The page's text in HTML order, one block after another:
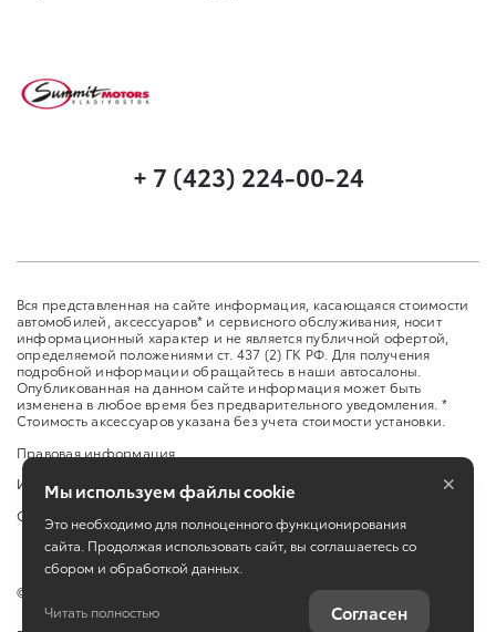
+ 7 (423) 224-00-24
Вся представленная на сайте информация, касающаяся стоимости
автомобилей, аксессуаров* и сервисного обслуживания, носит
информационный характер и не является публичной офертой,
определяемой положениями ст. 437 (2) ГК РФ. Для получения
подробной информации обращайтесь в наши автосалоны.
Опубликованная на данном сайте информация может быть
изменена в любое время без предварительного уведомления. *
Стоимость аксессуаров указана без учета стоимости установки.
Правовая информация
Изменить настройку cookies
Сбросить cookie
© ООО «Саммит Моторс (Владивосток)»
Мы используем файлы cookie
Это необходимо для полноценного функционирования
сайта. Продолжая использовать сайт, вы соглашаетесь со
сбором и обработкой данных.
Читать полностью Согласен
×